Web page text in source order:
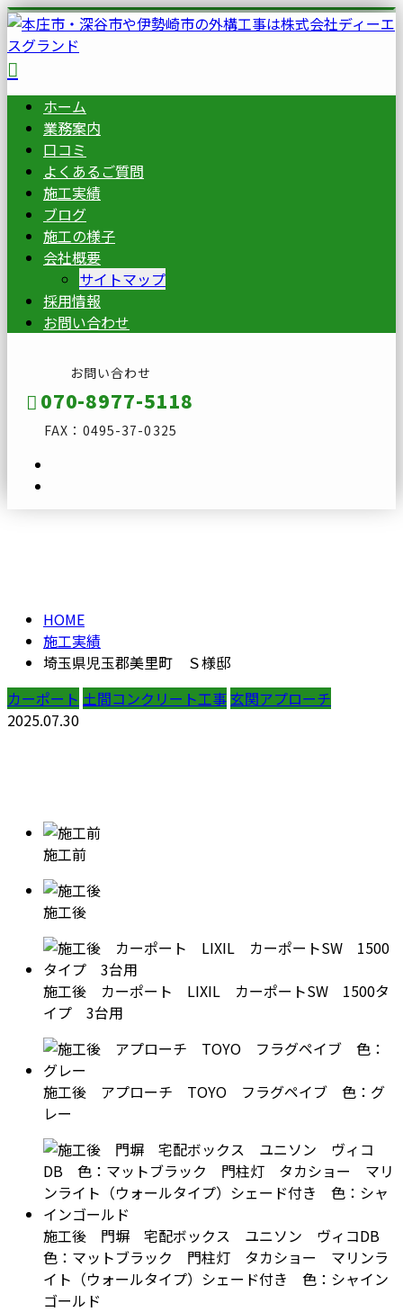
ホーム
業務案内
口コミ
よくあるご質問
施工実績
ブログ
施工の様子
会社概要
サイトマップ
採用情報
お問い合わせ
お問い合わせ
070-8977-5118
FAX：0495-37-0325
HOME
施工実績
埼玉県児玉郡美里町 Ｓ様邸
カーポート 土間コンクリート工事玄関アプローチ
2025.07.30
施工前
施工後
施工後 カーポート LIXIL カーポートSW 1500タ
イプ 3台用
施工後 アプローチ TOYO フラグペイブ 色：グ
レー
施工後 門塀 宅配ボックス ユニソン ヴィコDB
色：マットブラック 門柱灯 タカショー マリンラ
イト（ウォールタイプ）シェード付き 色：シャイン
ゴールド